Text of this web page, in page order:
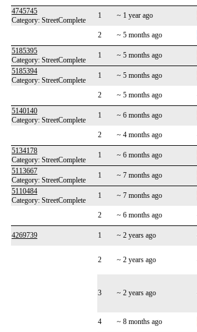
4745745
Category: StreetComplete
1 ~ 1 year ago
2 ~ 5 months ago
5185395
Category: StreetComplete
1 ~ 5 months ago
5185394
Category: StreetComplete
1 ~ 5 months ago
2
~ 5 months ago
5140140
Category: StreetComplete
1 ~ 6 months ago
2
~ 4 months ago
5134178
Category: StreetComplete
1 ~ 6 months ago
5113667
Category: StreetComplete
1 ~ 7 months ago
5110484
Category: StreetComplete
1 ~ 7 months ago
2 ~ 6 months ago
4269739 1 ~ 2 years ago
2 ~ 2 years ago
3 ~ 2 years ago
4
~ 8 months ago